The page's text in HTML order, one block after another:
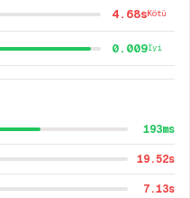
4.68sKötü
0.009İyi
193ms
19.52s
7.13s